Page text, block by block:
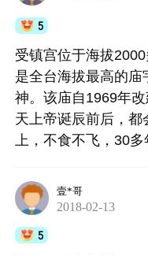
5
受镇宫位于海拔
是全台海拔最高的
神。该庙自1969年
天上帝诞辰前后，都
上，不食不飞，30多
壹*哥
2018-02-13
5